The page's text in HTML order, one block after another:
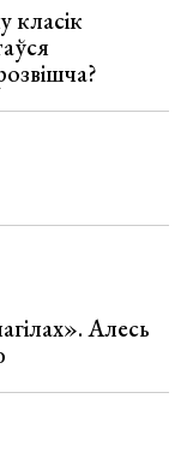
класік
Алесь